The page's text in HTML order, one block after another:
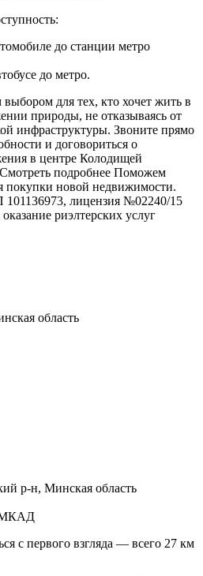
до станции метро
до метро.
для тех, кто хочет жить в
природы, не отказываясь от
инфраструктуры. Звоните прямо
и договориться о
в центре Колодищей
подробнее Поможем
покупки новой недвижимости.
лицензия №02240/15
риэлтерских услуг
область
р-н, Минская область
МКАД
с первого взгляда — всего 27 км